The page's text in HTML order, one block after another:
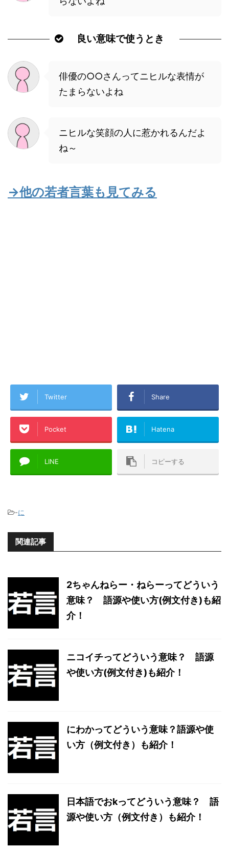
良い意味で使うとき
俳優の○○さんってニヒルな表情が
たまらないよね
ニヒルな笑顔の人に惹かれるんだよ
ね～
→他の若者言葉も見てみる
Twitter Share
Pocket Hatena
LINE コピーする
-に
関連記事
2ちゃんねらー・ねらーってどういう
意味？ 語源や使い方(例文付き)も紹
介！
ニコイチってどういう意味？ 語源
や使い方(例文付き)も紹介！
にわかってどういう意味？語源や使
い方（例文付き）も紹介！
日本語でおkってどういう意味？ 語
源や使い方（例文付き）も紹介！